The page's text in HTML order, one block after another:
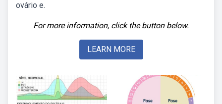
ovário e.
For more information, click the button below.
LEARN MORE